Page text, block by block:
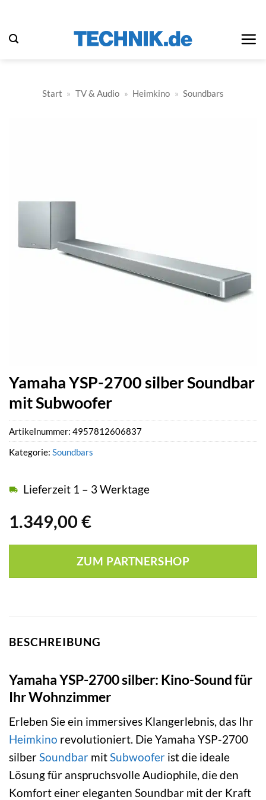
springen
Start » TV & Audio » Heimkino » Soundbars
Yamaha YSP-2700 silber Soundbar
mit Subwoofer
1.349,00 €
Lieferzeit 1 – 3 Werktage
ZUM PARTNERSHOP
Artikelnummer: 4957812606837
Kategorie: Soundbars
BESCHREIBUNG
Yamaha YSP-2700 silber: Kino-Sound für
Ihr Wohnzimmer
Erleben Sie ein immersives Klangerlebnis, das Ihr
Heimkino revolutioniert. Die Yamaha YSP-2700
silberSoundbar mitSubwoofer ist die ideale
Lösung für anspruchsvolle Audiophile, die den
Komfort einer eleganten Soundbar mit der Kraft